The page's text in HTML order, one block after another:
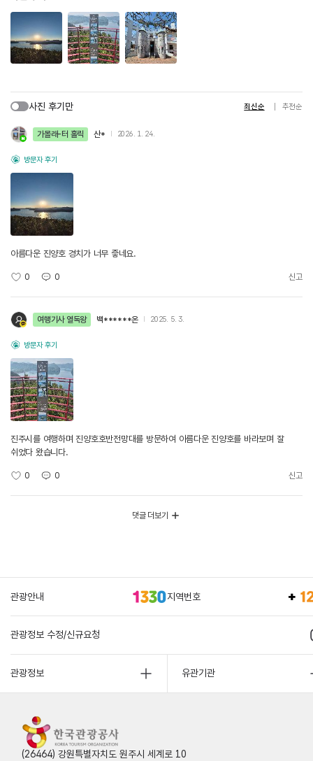
사진 후기만 최신순 추천순
가볼래-터 홀릭 산* 2026. 1. 24.
방문자 후기
아름다운 진양호 경치가 너무 즣네요.
0 0 신고
여행기사 열독왕 백******온 2025. 5. 3.
방문자 후기
진주시를 여행하며 진양호호반전망대를 방문하여 아름다운 진양호를 바라보며 잘
쉬었다 왔습니다.
0 0 신고
댓글 더보기
관광안내 지역번호
관광정보 수정/신규요청
관광정보 유관기관
(26464) 강원특별자치도 원주시 세계로 10